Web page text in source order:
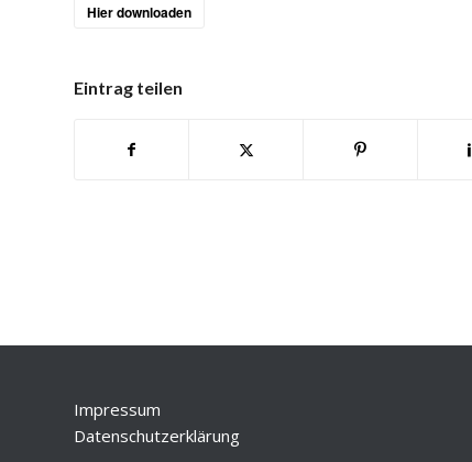
Hier downloaden
Eintrag teilen
Impressum
Datenschutzerklärung